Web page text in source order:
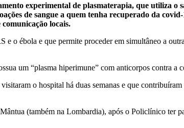
experimental de plasmaterapia, que utiliza o
de sangue a quem tenha recuperado da
locais.
o ébola e que permite proceder em simultâneo a
um “plasma hiperimune” com anticorpos contra a
o hospital há duas semanas e que
(também na Lombardia), após o Policlínico ter